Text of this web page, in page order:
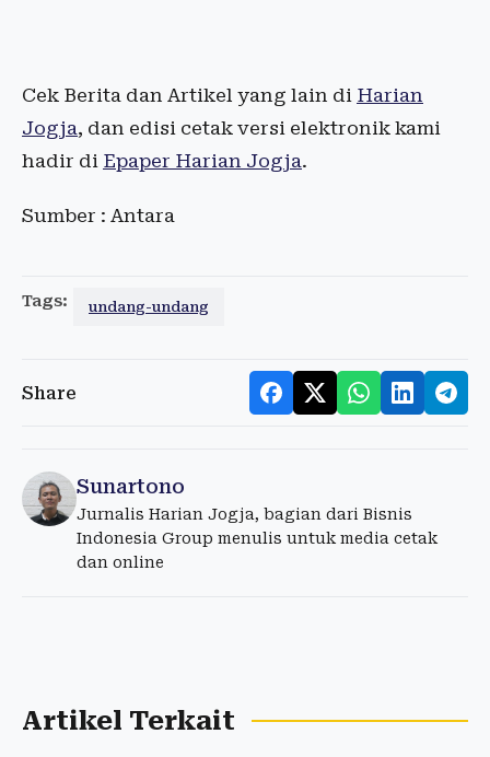
Cek Berita dan Artikel yang lain di Harian
Jogja, dan edisi cetak versi elektronik kami
hadir di Epaper Harian Jogja.
Sumber : Antara
Tags: undang-undang
Share
Sunartono
Jurnalis Harian Jogja, bagian dari Bisnis
Indonesia Group menulis untuk media cetak
dan online
Artikel Terkait